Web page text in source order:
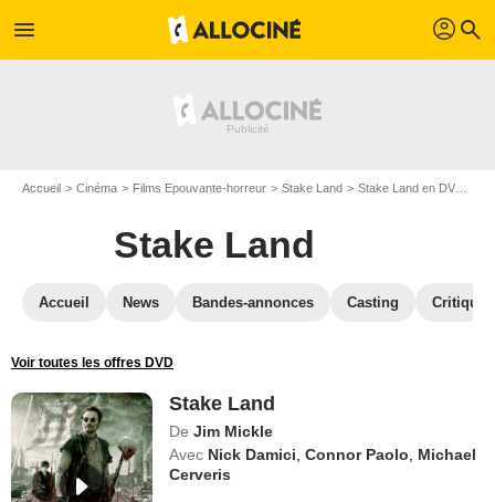
menu profil search
Accueil Cinéma Films Epouvante-horreur Stake Land Stake Land en DVD
Stake Land
Accueil News Bandes-annonces Casting
Voir toutes les offres DVD
Stake Land
De Jim Mickle
Avec Nick Damici ,Connor Paolo
Michael
Cerveris